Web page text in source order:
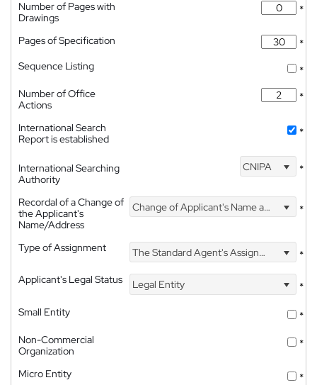
Number of Pages with
Drawings
*
Pages of Specification
*
Sequence Listing
*
Number of Office
Actions
*
International Search
Report is established
*
International Searching
Authority
CNIPA *
Recordal of a Change of
the Applicant's
Name/Address
Change of Applicant's Name and Address *
Type of Assignment The Standard Agent's Assignment
*
Applicant's Legal Status
Legal Entity
*
Small Entity
*
Non-Commercial
Organization
*
Micro Entity
*